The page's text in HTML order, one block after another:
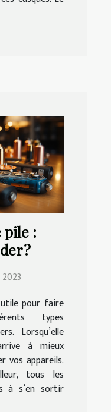
pile :
?
pour faire
types
Lorsqu’elle
à mieux
vos appareils.
tous les
à s’en sortir